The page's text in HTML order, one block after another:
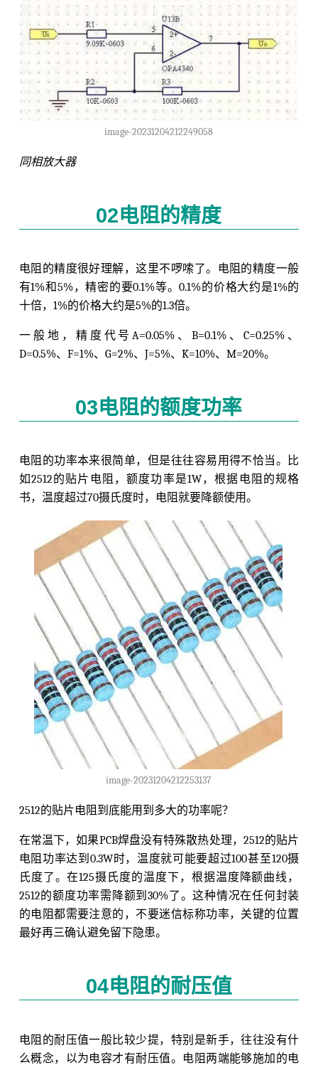
image-20231204212249058
同相放大器
02电阻的精度
电阻的精度很好理解，这里不啰嗦了。电阻的精度一般
有1%和5%，精密的要0.1%等。0.1%的价格大约是1%的
十倍，1%的价格大约是5%的1.3倍。
一般地，精度代号A=0.05%、B=0.1%、C=0.25%、
D=0.5%、F=1%、G=2%、J=5%、K=10%、M=20%。
03电阻的额度功率
电阻的功率本来很简单，但是往往容易用得不恰当。比
如2512的贴片电阻，额度功率是1W，根据电阻的规格
书，温度超过70摄氏度时，电阻就要降额使用。
image-20231204212253137
2512的贴片电阻到底能用到多大的功率呢？
在常温下，如果PCB焊盘没有特殊散热处理，2512的贴片
电阻功率达到0.3W时，温度就可能要超过100甚至120摄
氏度了。在125摄氏度的温度下，根据温度降额曲线，
2512的额度功率需降额到30%了。这种情况在任何封装
的电阻都需要注意的，不要迷信标称功率，关键的位置
最好再三确认避免留下隐患。
04电阻的耐压值
电阻的耐压值一般比较少提，特别是新手，往往没有什
么概念，以为电容才有耐压值。电阻两端能够施加的电